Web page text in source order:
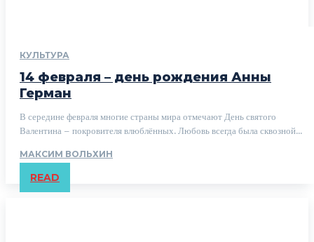
КУЛЬТУРА
14 февраля – день рождения Анны
Герман
В середине февраля многие страны мира отмечают День святого
Валентина – покровителя влюблённых. Любовь всегда была сквозной...
МАКСИМ ВОЛЬХИН
READ